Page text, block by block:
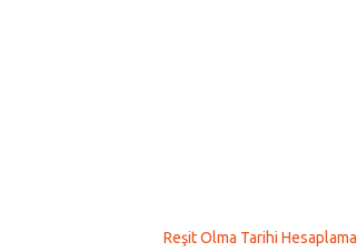
Reşit Olma Tarihi Hesaplama